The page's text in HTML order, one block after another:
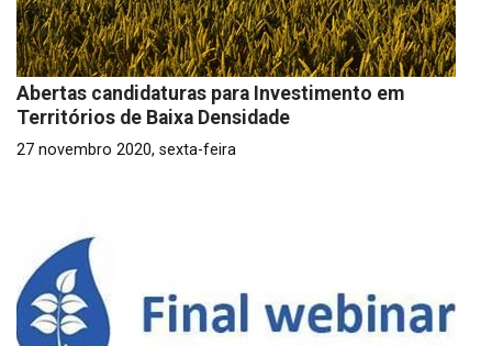
Abertas candidaturas para Investimento em
Territórios de Baixa Densidade
27 novembro 2020, sexta-feira